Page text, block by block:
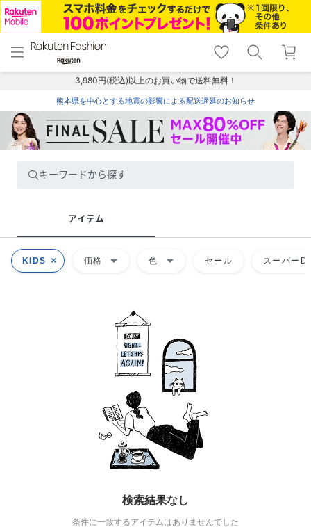
menu home
トップ
shopping_cart lock_outline
ログイン
3,980円(税込)以上のお買い物で送料無料！
熊本県を中心とする地震の影響による配送遅延のお知らせ
キーワードから探す
アイテム
KIDS 価格 arrow_drop_down 色 arrow_drop_down セール スーパー
検索結果なし
条件に一致するアイテムはありませんでした